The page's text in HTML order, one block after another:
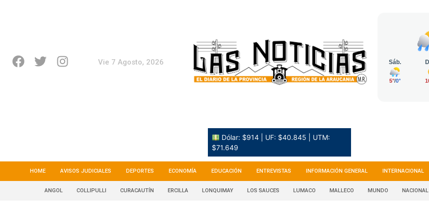
Vie 7 Agosto, 2026
Dólar: $914 | UF: $40.845 | UTM:
$71.649
HOME AVISOS JUDICIALES DEPORTES ECONOMÍA EDUCACIÓN ENTREVISTAS INFORMACIÓN GENERAL INTERNACIONAL
ANGOL COLLIPULLI CURACAUTÍN ERCILLA LONQUIMAY LOS SAUCES LUMACO MALLECO MUNDO NACIONAL